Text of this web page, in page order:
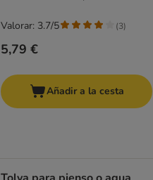
5,79 €
Valorar: 3.7/5 (3)
Añadir a la cesta